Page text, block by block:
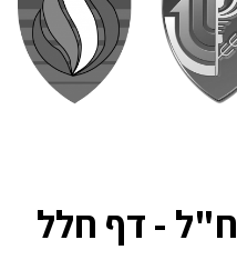
- דף חלל